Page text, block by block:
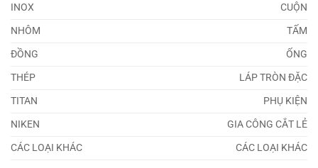
INOX
CUỘN
NHÔM
TẤM
ĐỒNG
ỐNG
THÉP
LÁP TRÒN ĐẶC
TITAN
PHỤ KIỆN
NIKEN
GIA CÔNG CẮT LẺ
CÁC LOẠI KHÁC
CÁC LOẠI KHÁC